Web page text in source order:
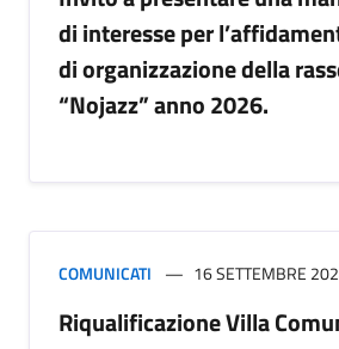
di interesse per
di organizzazione della
“Nojazz” anno 2026.
COMUNICATI 16 SETTEMBRE
Riqualificazione Villa